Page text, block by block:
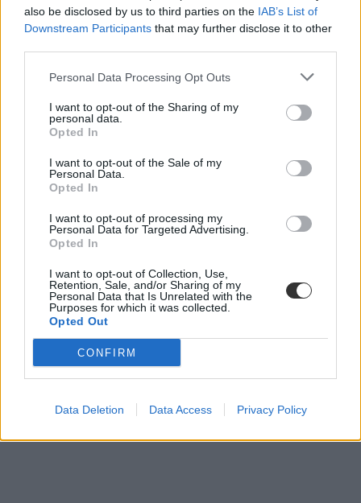
also be disclosed by us to third parties on the IAB’s List of
Downstream Participants that may further disclose it to other
Personal Data Processing Opt Outs
I want to opt-out of the Sharing of my
personal data.
Opted In
I want to opt-out of the Sale of my
Personal Data.
Opted In
I want to opt-out of processing my
Personal Data for Targeted Advertising.
Opted In
I want to opt-out of Collection, Use,
Retention, Sale, and/or Sharing of my
Personal Data that Is Unrelated with the
Purposes for which it was collected.
Opted Out
CONFIRM
Data Deletion Data Access Privacy Policy